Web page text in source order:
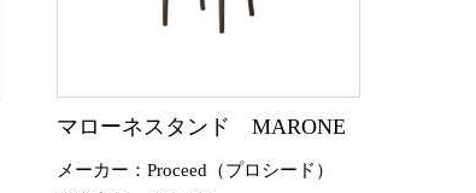
マローネスタンド MARONE
メーカー：Proceed（プロシード）